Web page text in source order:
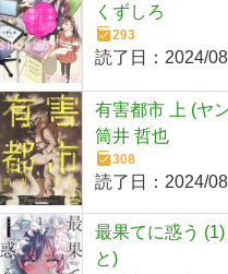
くずしろ
293
読了日： 2024/
有害都市 上 (ヤ
筒井 哲也
308
読了日： 2024/
最果てに惑う
と)